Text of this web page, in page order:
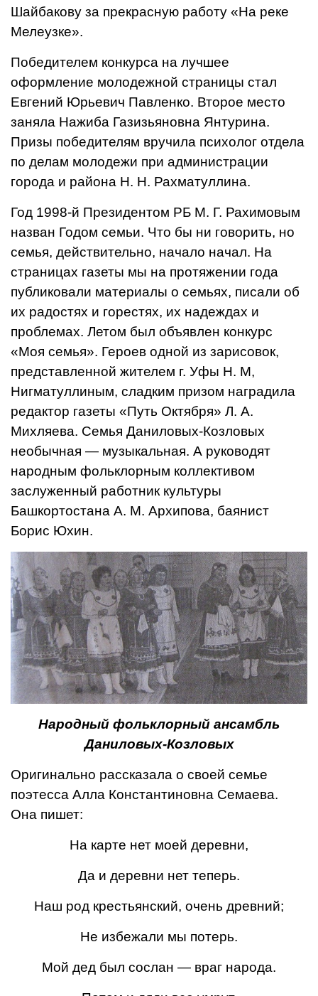
Шайбакову за прекрасную работу «На реке
Мелеузке».
Победителем конкурса на лучшее
оформление молодеж­ной страницы стал
Евгений Юрьевич Павленко. Второе место
заняла Нажиба Газизьяновна Янтурина.
Призы побе­дителям вручила психолог от­дела
по делам молодежи при администрации
города и рай­она Н. Н. Рахматуллина.
Год 1998-й Президентом РБ М. Г. Рахимовым
назван Годом семьи. Что бы ни гово­рить, но
семья, действительно, начало начал. На
страни­цах газеты мы на протяжении года
публиковали материалы о семьях, писали об
их радос­тях и горестях, их надеждах и
проблемах. Летом был объяв­лен конкурс
«Моя семья». Ге­роев одной из зарисовок,
представленной жителем г. Уфы Н. М,
Нигматуллиным, сладким призом наградила
редактор газеты «Путь Октяб­ря» Л. А.
Михляева. Семья Да­ниловых-Козловых
необычная — музыкальная. А руководят
народным фольклорным кол­лективом
заслуженный работник культуры
Башкортостана А. М. Архипова, баянист
Борис Юхин.
Народный фольклорный ансамбль
Даниловых-Козловых
Оригинально рассказала о своей семье
поэтесса Алла Константиновна Семаева.
Она пишет:
На карте нет моей деревни,
Да и деревни нет теперь.
Наш род крестьянский, очень древний;
Не избежали мы потерь.
Мой дед был сослан — враг народа.